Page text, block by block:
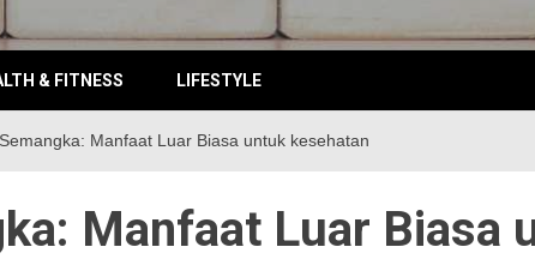
& FITNESS LIFESTYLE
Manfaat Luar Biasa untuk kesehatan
Manfaat Luar Biasa